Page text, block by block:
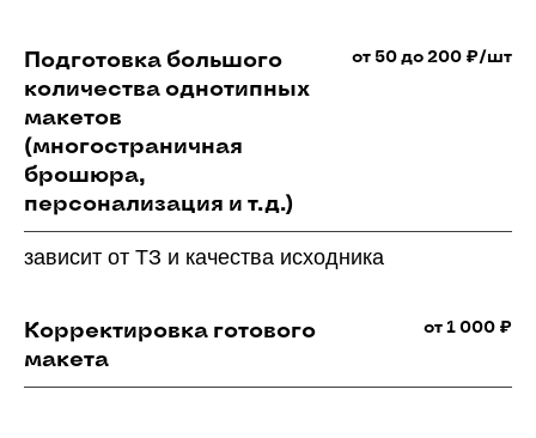
Подготовка большого
количества однотипных
макетов
(многостраничная
брошюра,
персонализация и т.д.)
от 50 до 200 ₽/шт
зависит от ТЗ и качества исходника
Корректировка готового
макета
от 1 000 ₽